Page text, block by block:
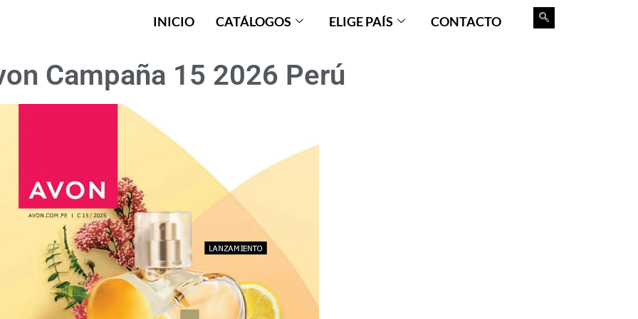
INICIO CATÁLOGOS ELIGE PAÍS CONTACTO
Campaña 15 2026 Perú